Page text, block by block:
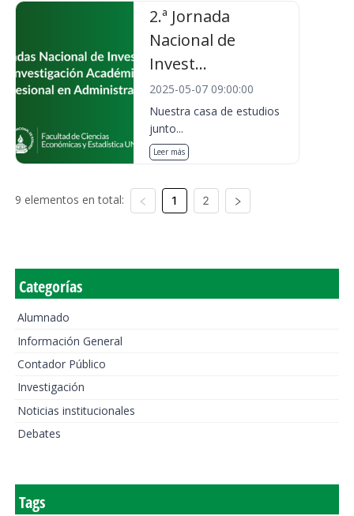
2.ª Jornada
Nacional de
Invest...
2025-05-07 09:00:00
Nuestra casa de estudios
junto...
Leer más
9 elementos en total: 1 2
Categorías
Alumnado
Información General
Contador Público
Investigación
Noticias institucionales
Debates
Tags